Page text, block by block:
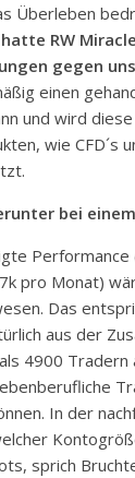
Überleben
RW
gegen uns
einen
und wird
wie CFD´s
bei
Performance
pro Monat)
Das
aus der
4900 Tradern
In der
sprich